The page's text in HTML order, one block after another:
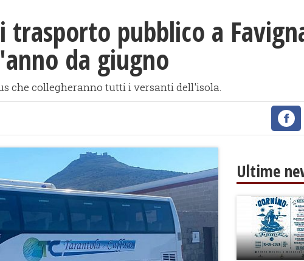
trasporto pubblico a
da giugno
che collegheranno tutti i versanti dell'isola.
Ultime